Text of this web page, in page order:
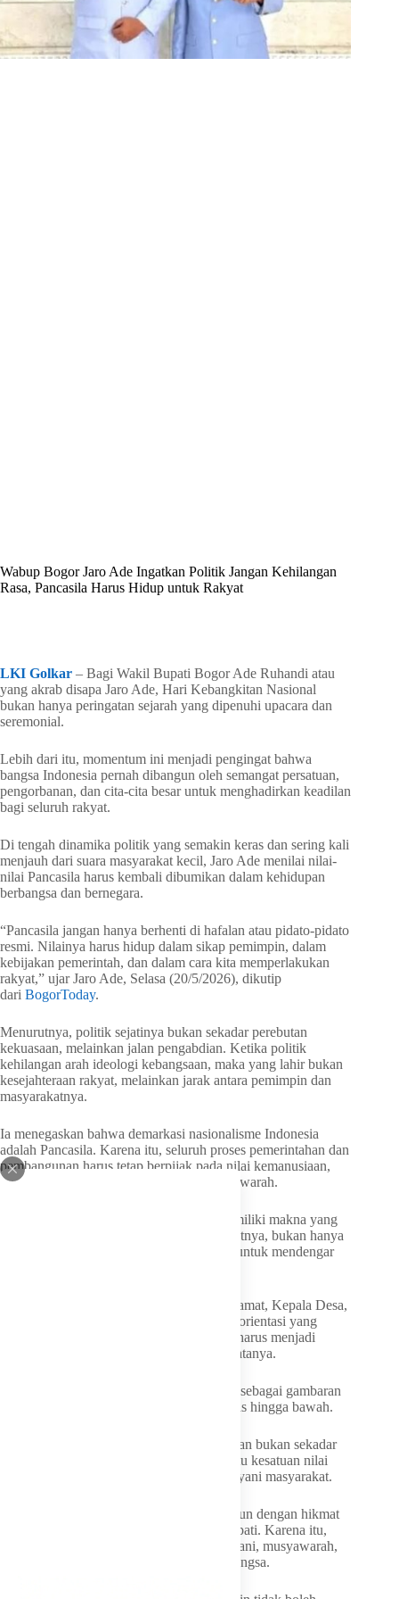
Wabup Bogor Jaro Ade Ingatkan Politik Jangan Kehilangan
Rasa, Pancasila Harus Hidup untuk Rakyat
LKI Golkar – Bagi Wakil Bupati Bogor Ade Ruhandi atau
yang akrab disapa Jaro Ade, Hari Kebangkitan Nasional
bukan hanya peringatan sejarah yang dipenuhi upacara dan
seremonial.
Lebih dari itu, momentum ini menjadi pengingat bahwa
bangsa Indonesia pernah dibangun oleh semangat persatuan,
pengorbanan, dan cita-cita besar untuk menghadirkan keadilan
bagi seluruh rakyat.
Di tengah dinamika politik yang semakin keras dan sering kali
menjauh dari suara masyarakat kecil, Jaro Ade menilai nilai-
nilai Pancasila harus kembali dibumikan dalam kehidupan
berbangsa dan bernegara.
“Pancasila jangan hanya berhenti di hafalan atau pidato-pidato
resmi. Nilainya harus hidup dalam sikap pemimpin, dalam
kebijakan pemerintah, dan dalam cara kita memperlakukan
rakyat,” ujar Jaro Ade, Selasa (20/5/2026), dikutip
dari BogorToday.
Menurutnya, politik sejatinya bukan sekadar perebutan
kekuasaan, melainkan jalan pengabdian. Ketika politik
kehilangan arah ideologi kebangsaan, maka yang lahir bukan
kesejahteraan rakyat, melainkan jarak antara pemimpin dan
masyarakatnya.
Ia menegaskan bahwa demarkasi nasionalisme Indonesia
adalah Pancasila. Karena itu, seluruh proses pemerintahan dan
pembangunan harus tetap berpijak pada nilai kemanusiaan,
gotong royong, keadilan sosial, dan musyawarah.
Bagi Jaro Ade, sila keempat Pancasila memiliki makna yang
sangat mendalam. Kepemimpinan, menurutnya, bukan hanya
soal jabatan, tetapi tanggung jawab moral untuk mendengar
“Mulai dari Presiden, Gubernur, Bupati, Camat, Kepala Desa,
RW sampai RT, semuanya harus memiliki orientasi yang
sama, yaitu hadir untuk rakyat. Pemimpin harus menjadi
pelayan masyarakat, bukan sebaliknya,” katanya.
Ia juga menyinggung filosofi “Padjajaran” sebagai gambaran
kepemimpinan yang selaras dari tingkat atas hingga bawah.
Dalam pandangannya, struktur pemerintahan bukan sekadar
rantai birokrasi administratif, melainkan satu kesatuan nilai
yang harus saling menguatkan dalam melayani masyarakat.
Menurutnya, kekuasaan yang tidak dibangun dengan hikmat
kebijaksanaan akan mudah kehilangan empati. Karena itu,
setiap kebijakan publik harus lahir dari nurani, musyawarah,
dan keberpihakan terhadap kepentingan bangsa.